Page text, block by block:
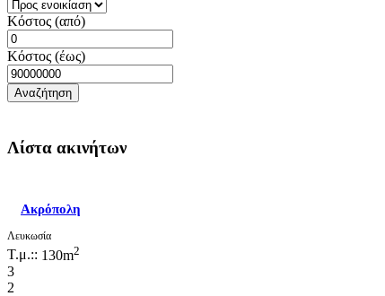
Κόστος (από)
Κόστος (έως)
Λίστα ακινήτων
Ακρόπολη
Λευκωσία
Τ.μ.:: 130m2
3
2